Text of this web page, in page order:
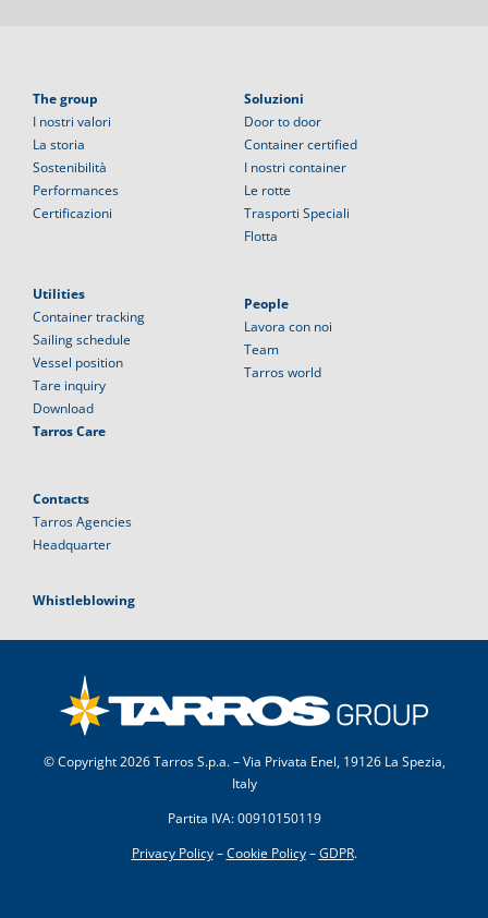
The group
I nostri valori
La storia
Sostenibilità
Performances
Certificazioni
Soluzioni
Door to door
Container certified
I nostri container
Le rotte
Trasporti Speciali
Flotta
Utilities
Container tracking
Sailing schedule
Vessel position
Tare inquiry
Download
Tarros Care
People
Lavora con noi
Team
Tarros world
Contacts
Tarros Agencies
Headquarter
Whistleblowing
© Copyright2026 Tarros S.p.a. – Via Privata Enel, 19126 La Spezia,
Italy
Partita IVA: 00910150119
Privacy Policy–Cookie Policy–GDPR.